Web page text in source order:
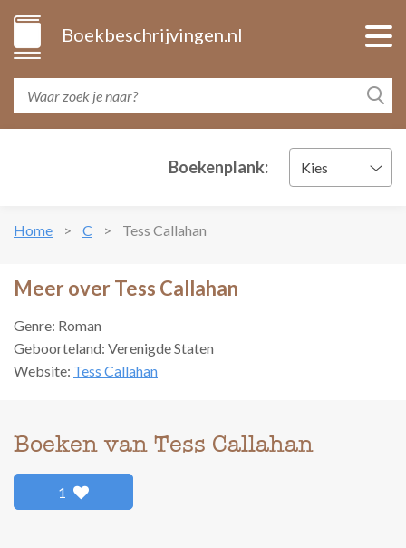
Boekbeschrijvingen.nl
Boekenplank: Kies
Home C Tess Callahan
Meer over Tess Callahan
Genre: Roman
Geboorteland: Verenigde Staten
Website: Tess Callahan
Boeken van Tess Callahan
1